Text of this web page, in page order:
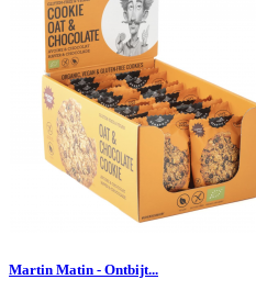
Martin Matin - Ontbijt...